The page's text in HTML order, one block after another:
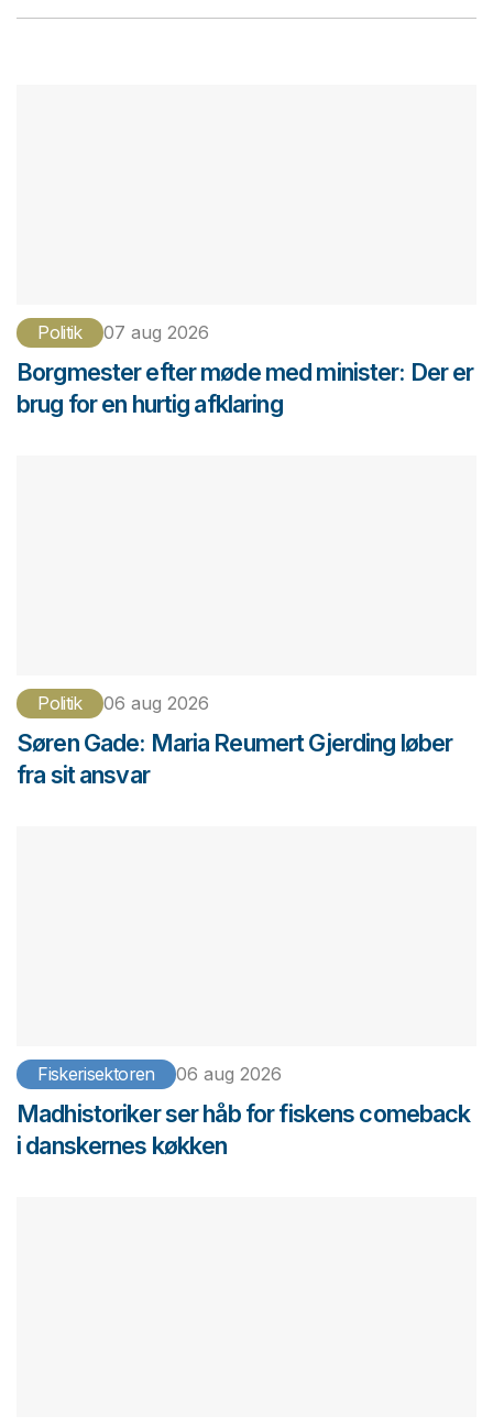
Politik 07 aug 2026
Borgmester efter møde med minister: Der er
brug for en hurtig afklaring
Politik 06 aug 2026
Søren Gade: Maria Reumert Gjerding løber
fra sit ansvar
Fiskerisektoren 06 aug 2026
Madhistoriker ser håb for fiskens comeback
i danskernes køkken